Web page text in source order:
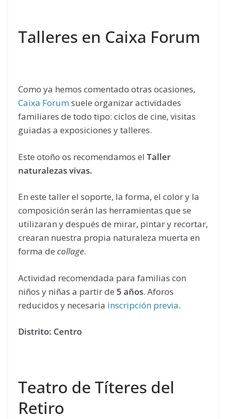
Talleres en Caixa Forum
Como ya hemos comentado otras ocasiones,
Caixa Forumsuele organizar actividades
familiares de todo tipo: ciclos de cine, visitas
guiadas a exposiciones y talleres.
Este otoño os recomendamos el Taller
naturalezas vivas.
En este taller el soporte, la forma, el color y la
composición serán las herramientas que se
utilizaran y después de mirar, pintar y recortar,
crearan nuestra propia naturaleza muerta en
forma de collage.
Actividad recomendada para familias con
niños y niñas a partir de 5 años. Aforos
reducidos y necesaria inscripción previa.
Distrito: Centro
Teatro de Títeres del
Retiro